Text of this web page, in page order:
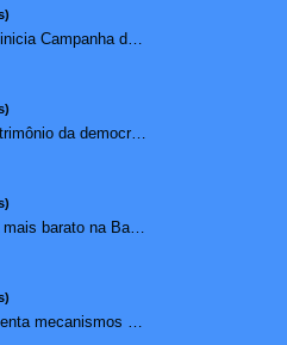
Urna eletrônica é patrimônio da democracia, diz presidente do TSE